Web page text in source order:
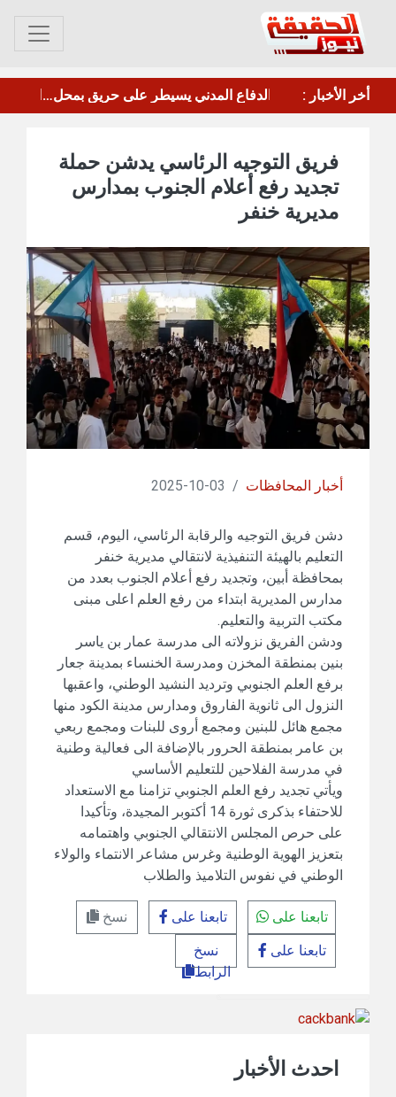
أخر الأخبار : جامعة عدن تطلق دورة متخصصة في تحقيق كتب التراث
فريق التوجيه الرئاسي يدشن حملة
تجديد رفع أعلام الجنوب بمدارس
مديرية خنفر
أخبار المحافظات /
03-10-2025
دشن فريق التوجيه والرقابة الرئاسي، اليوم، قسم
التعليم بالهيئة التنفيذية لانتقالي مديرية خنفر
بمحافظة أبين، وتجديد رفع أعلام الجنوب بعدد من
مدارس المديرية ابتداء من رفع العلم اعلى مبنى
مكتب التربية والتعليم.
ودشن الفريق نزولاته الى مدرسة عمار بن ياسر
بنين بمنطقة المخزن ومدرسة الخنساء بمدينة جعار
برفع العلم الجنوبي وترديد النشيد الوطني، واعقبها
النزول الى ثانوية الفاروق ومدارس مدينة الكود منها
مجمع هائل للبنين ومجمع أروى للبنات ومجمع ربعي
بن عامر بمنطقة الحرور بالإضافة الى فعالية وطنية
في مدرسة الفلاحين للتعليم الأساسي
ويأتي تجديد رفع العلم الجنوبي تزامنا مع الاستعداد
للاحتفاء بذكرى ثورة 14 أكتوبر المجيدة، وتأكيدا
على حرص المجلس الانتقالي الجنوبي واهتمامه
بتعزيز الهوية الوطنية وغرس مشاعر الانتماء والولاء
الوطني في نفوس التلاميذ والطلاب
تابعنا على تابعنا على
نسخ
تابعنا على
نسخ
الرابط
احدث الأخبار